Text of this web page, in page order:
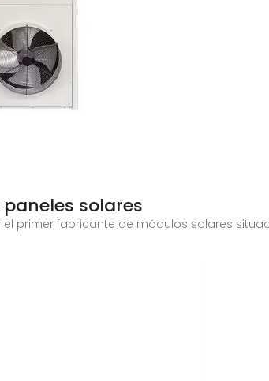
solares
es el primer fabricante de módulos solares